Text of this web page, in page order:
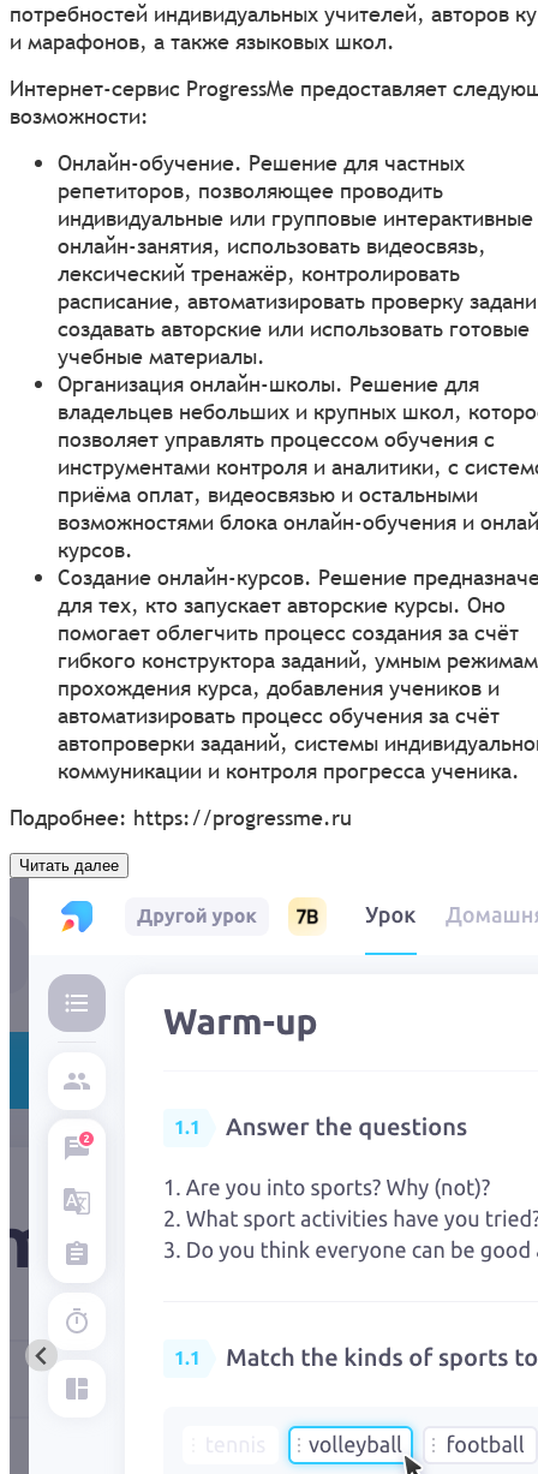
потребностей индивидуальных учителей, авторов
и марафонов, а также языковых школ.
Интернет-сервис ProgressMe предоставляет
возможности:
Онлайн-обучение. Решение для частных
репетиторов, позволяющее проводить
индивидуальные или групповые интерактивные
онлайн-занятия, использовать видеосвязь,
лексический тренажёр, контролировать
расписание, автоматизировать проверку
создавать авторские или использовать готовые
учебные материалы.
Организация онлайн-школы. Решение для
владельцев небольших и крупных школ,
позволяет управлять процессом обучения с
инструментами контроля и аналитики, с
приёма оплат, видеосвязью и остальными
возможностями блока онлайн-обучения и
курсов.
Создание онлайн-курсов. Решение
для тех, кто запускает авторские курсы. Оно
помогает облегчить процесс создания за счёт
гибкого конструктора заданий, умным режимам
прохождения курса, добавления учеников и
автоматизировать процесс обучения за счёт
автопроверки заданий, системы
коммуникации и контроля прогресса ученика.
Подробнее: https://progressme.ru
Читать далее